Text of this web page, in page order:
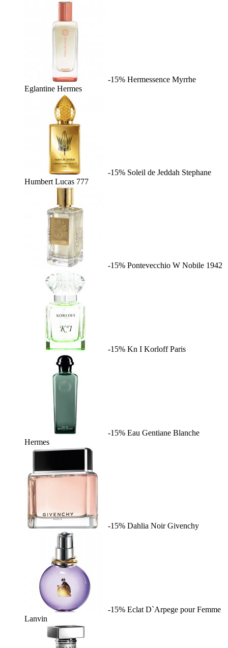
-15% Hermessence Myrrhe
Eglantine Hermes
-15% Soleil de Jeddah Stephane
Humbert Lucas 777
-15% Pontevecchio W Nobile 1942
-15% Kn I Korloff Paris
-15% Eau Gentiane Blanche
Hermes
-15% Dahlia Noir Givenchy
-15% Eclat D`Arpege pour Femme
Lanvin